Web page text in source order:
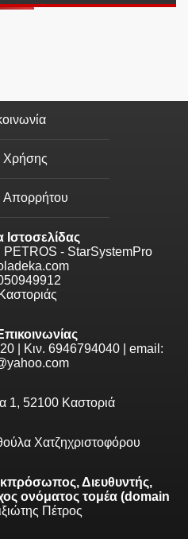
Χρήσης
Απορρήτου
Ιστοσελίδας
PETROS - StarSystemPro
Καστοριάς
| Κιν. 6946794040 | email:
1, 52100 Καστοριά
Χατζηχριστοφόρου
Διευθυντής,
ονόματος τομέα (domain
Πέτρος